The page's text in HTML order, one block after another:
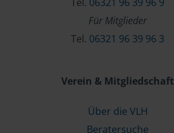
Für Mitglieder
Tel. 06321 96 39 96 3
Verein & Mitgliedschaft
Über die VLH
Beratersuche